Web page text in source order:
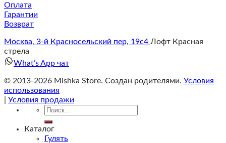
Оплата
Гарантии
Возврат
Москва, 3-й Красносельский пер, 19с4 Лофт Красная
стрела
What’s App чат
© 2013-2026 Mishka Store. Cоздан родителями. Условия
использования
Условия продажи
Искать:
Каталог
Гулять